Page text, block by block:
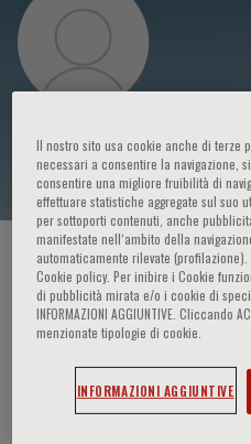
Jordi Serra
HOME PAGE / CORSI ED EVENTI
Jordi Serra
Il nostro sito usa cookie anche di terze
necessari a consentire la navigazione,
consentire una migliore fruibilità di
effettuare statistiche aggregate sul suo
per sottoporti contenuti, anche
manifestate nell‘ambito della
automaticamente rilevate
Cookie policy. Per inibire i Cookie
di pubblicità mirata e/o i cookie di
INFORMAZIONI AGGIUNTIVE. Cliccando
menzionate tipologie di cookie.
INFORMAZIONI AGGIUNTIVE